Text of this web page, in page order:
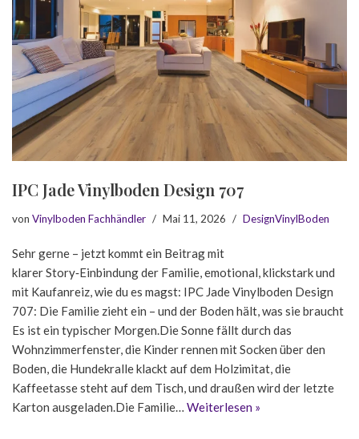
IPC Jade Vinylboden Design 707
von Vinylboden Fachhändler Mai 11, 2026 DesignVinylBoden
Sehr gerne – jetzt kommt ein Beitrag mit
klarer Story‑Einbindung der Familie, emotional, klickstark und
mit Kaufanreiz, wie du es magst: IPC Jade Vinylboden Design
707: Die Familie zieht ein – und der Boden hält, was sie braucht
Es ist ein typischer Morgen.Die Sonne fällt durch das
Wohnzimmerfenster, die Kinder rennen mit Socken über den
Boden, die Hundekralle klackt auf dem Holzimitat, die
Kaffeetasse steht auf dem Tisch, und draußen wird der letzte
Karton ausgeladen.Die Familie… Weiterlesen »